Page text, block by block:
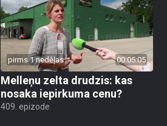
pirms 1 nedēļas 00:05:05
Melleņu zelta drudzis: kas
nosaka iepirkuma cenu?
409. epizode